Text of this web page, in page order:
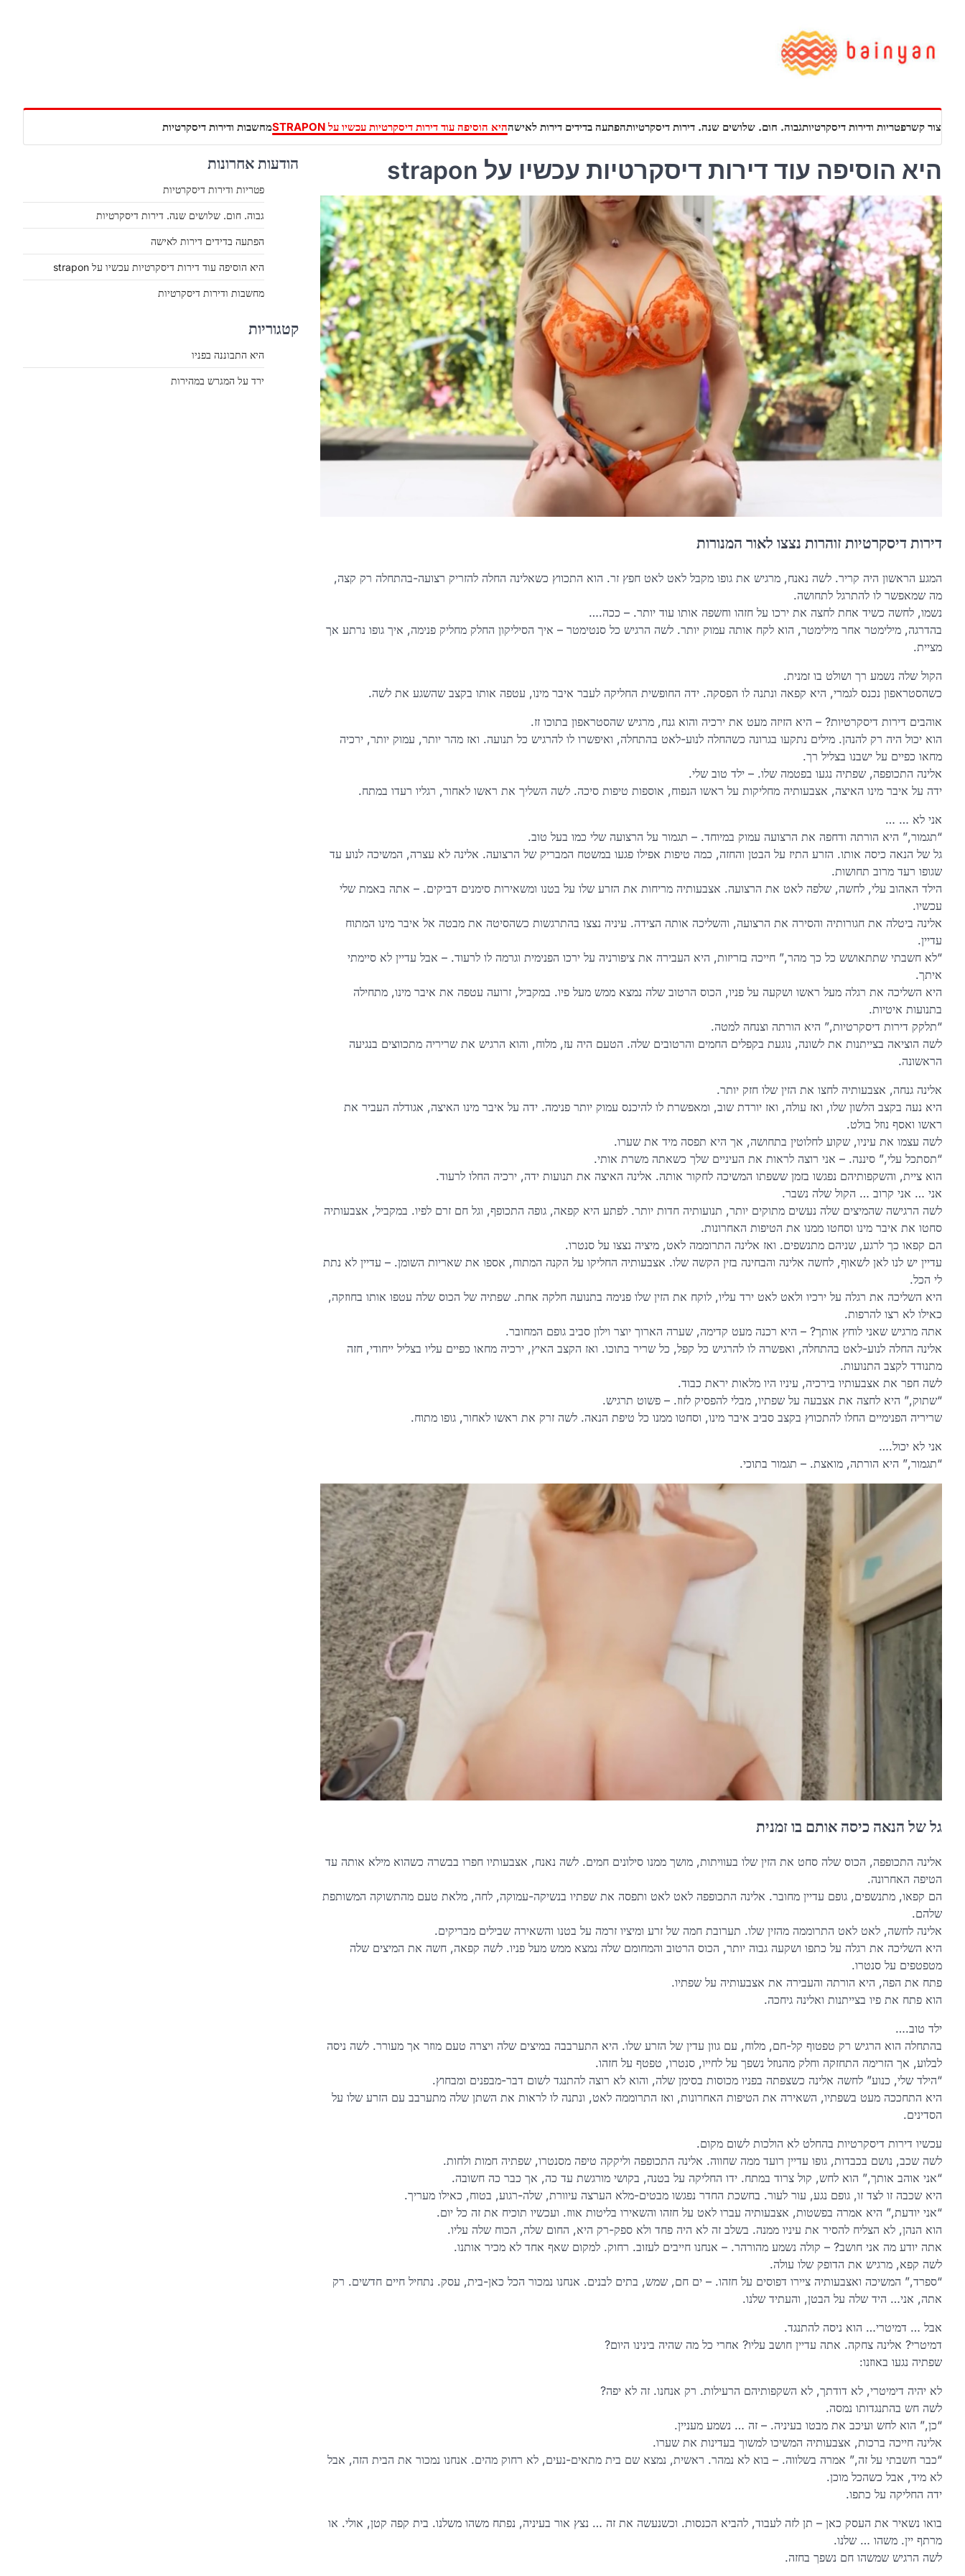
content
צור קשרפטריות ודירות דיסקרטיותגבוה. חום. שלושים שנה. דירות דיסקרטיותהפתעה בדידים דירות לאישההיא הוסיפה עוד דירות דיסקרטיות עכשיו על STRAPON מחשבות ודירות דיסקרטיות
היא הוסיפה עוד דירות דיסקרטיות עכשיו על strapon
דירות דיסקרטיות זוהרות נצצו לאור המנורות
המגע הראשון היה קריר. לשה נאנח, מרגיש את גופו מקבל לאט לאט חפץ זר. הוא התכווץ כשאלינה החלה להזריק רצועה-בהתחלה רק קצה,
מה שמאפשר לו להתרגל לתחושה.
נשמו, לחשה כשיד אחת לחצה את ירכו על חזהו וחשפה אותו עוד יותר. – ככה.…
בהדרגה, מילימטר אחר מילימטר, הוא לקח אותה עמוק יותר. לשה הרגיש כל סנטימטר – איך הסיליקון החלק מחליק פנימה, איך גופו נרתע אך
מציית.
הקול שלה נשמע רך ושולט בו זמנית.
כשהסטראפון נכנס לגמרי, היא קפאה ונתנה לו הפסקה. ידה החופשית החליקה לעבר איבר מינו, עטפה אותו בקצב שהשגע את לשה.
אוהבים דירות דיסקרטיות? – היא הזיזה מעט את ירכיה והוא גנח, מרגיש שהסטראפון בתוכו זז.
הוא יכול היה רק להנהן. מילים נתקעו בגרונה כשהחלה לנוע-לאט בהתחלה, ואיפשרו לו להרגיש כל תנועה. ואז מהר יותר, עמוק יותר, ירכיה
מחאו כפיים על ישבנו בצליל רך.
אלינה התכופפה, שפתיה נגעו בפטמה שלו. – ילד טוב שלי.
ידה על איבר מינו האיצה, אצבעותיה מחליקות על ראשו הנפוח, אוספות טיפות סיכה. לשה השליך את ראשו לאחור, רגליו רעדו במתח.
אני לא … …
“תגמור,” היא הורתה ודחפה את הרצועה עמוק במיוחד. – תגמור על הרצועה שלי כמו בעל טוב.
גל של הנאה כיסה אותו. הזרע התיז על הבטן והחזה, כמה טיפות אפילו פגעו במשטח המבריק של הרצועה. אלינה לא עצרה, המשיכה לנוע עד
שגופו רעד מרוב תחושות.
הילד האהוב עלי, לחשה, שלפה לאט את הרצועה. אצבעותיה מריחות את הזרע שלו על בטנו ומשאירות סימנים דביקים. – אתה באמת שלי
עכשיו.
אלינה ביטלה את חגורותיה והסירה את הרצועה, והשליכה אותה הצידה. עיניה נצצו בהתרגשות כשהסיטה את מבטה אל איבר מינו המתוח
עדיין.
“לא חשבתי שתתאושש כל כך מהר,” חייכה בזריזות, היא העבירה את ציפורניה על ירכו הפנימית וגרמה לו לרעוד. – אבל עדיין לא סיימתי
איתך.
היא השליכה את רגלה מעל ראשו ושקעה על פניו, הכוס הרטוב שלה נמצא ממש מעל פיו. במקביל, זרועה עטפה את איבר מינו, מתחילה
בתנועות איטיות.
“תלקק דירות דיסקרטיות,” היא הורתה וצנחה למטה.
לשה הוציאה בצייתנות את לשונה, נוגעת בקפלים החמים והרטובים שלה. הטעם היה עז, מלוח, והוא הרגיש את שריריה מתכווצים בנגיעה
הראשונה.
אלינה גנחה, אצבעותיה לחצו את הזין שלו חזק יותר.
היא נעה בקצב הלשון שלו, ואז עולה, ואז יורדת שוב, ומאפשרת לו להיכנס עמוק יותר פנימה. ידה על איבר מינו האיצה, אגודלה העביר את
ראשו ואסף נוזל בולט.
לשה עצמו את עיניו, שקוע לחלוטין בתחושה, אך היא תפסה מיד את שערו.
“תסתכל עלי,” סיננה. – אני רוצה לראות את העיניים שלך כשאתה משרת אותי.
הוא ציית, והשקפותיהם נפגשו בזמן ששפתו המשיכה לחקור אותה. אלינה האיצה את תנועות ידה, ירכיה החלו לרעוד.
אני … אני קרוב … הקול שלה נשבר.
לשה הרגישה שהמיצים שלה נעשים מתוקים יותר, תנועותיה חדות יותר. לפתע היא קפאה, גופה התכופף, וגל חם זרם לפיו. במקביל, אצבעותיה
סחטו את איבר מינו וסחטו ממנו את הטיפות האחרונות.
הם קפאו כך לרגע, שניהם מתנשפים. ואז אלינה התרוממה לאט, מיציה נצצו על סנטרו.
עדיין יש לנו לאן לשאוף, לחשה אלינה והבחינה בזין הקשה שלו. אצבעותיה החליקו על הקנה המתוח, אספו את שאריות השומן. – עדיין לא נתת
לי הכל.
היא השליכה את רגלה על ירכיו ולאט לאט ירד עליו, לוקח את הזין שלו פנימה בתנועה חלקה אחת. שפתיה של הכוס שלה עטפו אותו בחוזקה,
כאילו לא רצו להרפות.
אתה מרגיש שאני לוחץ אותך? – היא רכנה מעט קדימה, שערה הארוך יוצר וילון סביב גופם המחובר.
אלינה החלה לנוע-לאט בהתחלה, ואפשרה לו להרגיש כל קפל, כל שריר בתוכו. ואז הקצב האיץ, ירכיה מחאו כפיים עליו בצליל ייחודי, חזה
מתנודד לקצב התנועות.
לשה חפר את אצבעותיו בירכיה, עיניו היו מלאות יראת כבוד.
“שתוק,” היא לחצה את אצבעה על שפתיו, מבלי להפסיק לזוז. – פשוט תרגיש.
שריריה הפנימיים החלו להתכווץ בקצב סביב איבר מינו, וסחטו ממנו כל טיפת הנאה. לשה זרק את ראשו לאחור, גופו מתוח.
אני לא יכול.…
“תגמור,” היא הורתה, מואצת. – תגמור בתוכי.
גל של הנאה כיסה אותם בו זמנית
אלינה התכופפה, הכוס שלה סחט את הזין שלו בעוויתות, מושך ממנו סילונים חמים. לשה נאנח, אצבעותיו חפרו בבשרה כשהוא מילא אותה עד
הטיפה האחרונה.
הם קפאו, מתנשפים, גופם עדיין מחובר. אלינה התכופפה לאט לאט ותפסה את שפתיו בנשיקה-עמוקה, לחה, מלאת טעם מהתשוקה המשותפת
שלהם.
אלינה לחשה, לאט לאט התרוממה מהזין שלו. תערובת חמה של זרע ומיציו זרמה על בטנו והשאירה שבילים מבריקים.
היא השליכה את רגלה על כתפו ושקעה גבוה יותר, הכוס הרטוב והמחומם שלה נמצא ממש מעל פניו. לשה קפאה, חשה את המיצים שלה
מטפטפים על סנטרו.
פתח את הפה, היא הורתה והעבירה את אצבעותיה על שפתיו.
הוא פתח את פיו בצייתנות ואלינה גיחכה.
ילד טוב.…
בהתחלה הוא הרגיש רק טפטוף קל-חם, מלוח, עם גוון עדין של הזרע שלו. היא התערבבה במיצים שלה ויצרה טעם מוזר אך מעורר. לשה ניסה
לבלוע, אך הזרימה התחזקה וחלק מהנוזל נשפך על לחייו, סנטרו, טפטף על חזהו.
“הילד שלי, כנוע” לחשה אלינה כשצפתה בפניו מכוסות בסימן שלה, והוא לא רוצה להתנגד לשום דבר-מבפנים ומבחוץ.
היא התחככה מעט בשפתיו, השאירה את הטיפות האחרונות, ואז התרוממה לאט, ונתנה לו לראות את השתן שלה מתערבב עם הזרע שלו על
הסדינים.
עכשיו דירות דיסקרטיות בהחלט לא הולכות לשום מקום.
לשה שכב, נושם בכבדות, גופו עדיין רועד ממה שחווה. אלינה התכופפה וליקקה טיפה מסנטרו, שפתיה חמות ולחות.
“אני אוהב אותך,” הוא לחש, קול צרוד במתח. ידו החליקה על בטנה, בקושי מורגשת עד כה, אך כבר כה חשובה.
היא שכבה זו לצד זו, גופם נגע, עור לעור. בחשכת החדר נפגשו מבטים-מלא הערצה עיוורת, שלה-רגוע, בטוח, כאילו מעריך.
“אני יודעת,” היא אמרה בפשטות, אצבעותיה עברו לאט על חזהו והשאירו בליטות אווז. ועכשיו תוכיח את זה כל יום.
הוא הנהן, לא הצליח להסיר את עיניו ממנה. בשלב זה לא היה פחד ולא ספק-רק היא, החום שלה, הכוח שלה עליו.
אתה יודע מה אני חושב? – קולה נשמע מהורהר. – אנחנו חייבים לעזוב. רחוק. למקום שאף אחד לא מכיר אותנו.
לשה קפא, מרגיש את הדופק שלו עולה.
“ספרד,” המשיכה ואצבעותיה ציירו דפוסים על חזהו. – ים חם, שמש, בתים לבנים. אנחנו נמכור הכל כאן-בית, עסק. נתחיל חיים חדשים. רק
אתה, אני… היד שלה על הבטן, והעתיד שלנו.
אבל … דמיטרי… הוא ניסה להתנגד.
דמיטרי? אלינה צחקה. אתה עדיין חושב עליו? אחרי כל מה שהיה בינינו היום?
שפתיה נגעו באוזנו:
לא יהיה דימיטרי, לא דודתך, לא השקפותיהם הרעילות. רק אנחנו. זה לא יפה?
לשה חש בהתנגדותו נמסה.
“כן,” הוא לחש ועיכב את מבטו בעיניה. – זה … נשמע מעניין.
אלינה חייכה ברכות, אצבעותיה המשיכו למשוך בעדינות את שערו.
“כבר חשבתי על זה,” אמרה בשלווה. – בוא לא נמהר. ראשית, נמצא שם בית מתאים-נעים, לא רחוק מהים. אנחנו נמכור את הבית הזה, אבל
לא מיד, אבל כשהכל מוכן.
ידה החליקה על כתפו.
בואו נשאיר את העסק כאן – תן לזה לעבוד, להביא הכנסות. וכשנעשה את זה … נצץ אור בעיניה, נפתח משהו משלנו. בית קפה קטן, אולי. או
מרתף יין. משהו … שלנו.
לשה הרגיש שמשהו חם נשפך בחזה.
הודעות אחרונות
פטריות ודירות דיסקרטיות
גבוה. חום. שלושים שנה. דירות דיסקרטיות
הפתעה בדידים דירות לאישה
היא הוסיפה עוד דירות דיסקרטיות עכשיו על strapon
מחשבות ודירות דיסקרטיות
קטגוריות
היא התבוננה בפניו
ירד על המגרש במהירות